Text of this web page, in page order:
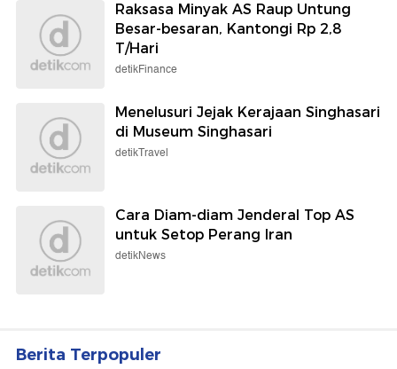
Raksasa Minyak AS Raup Untung
Besar-besaran, Kantongi Rp 2,8
T/Hari
detikFinance
Menelusuri Jejak Kerajaan Singhasari
di Museum Singhasari
detikTravel
Cara Diam-diam Jenderal Top AS
untuk Setop Perang Iran
detikNews
Berita Terpopuler